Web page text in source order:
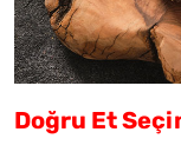
Doğru Et